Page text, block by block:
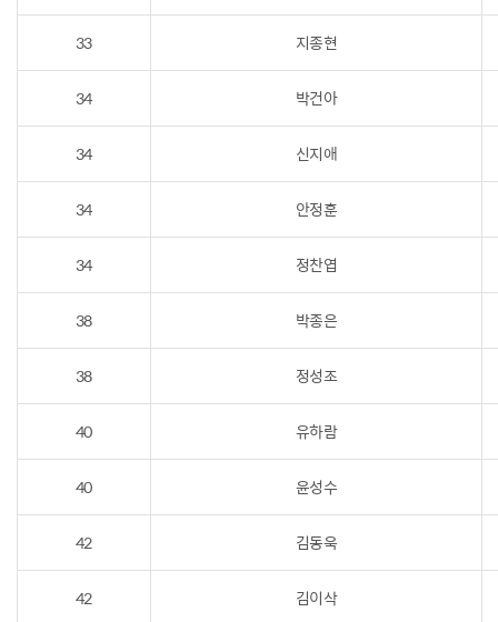
33 지종현
34 박건아
34 신지애
34 안정훈
34 정찬엽
38 박종은
38 정성조
40 유하람
40 윤성수
42 김동욱
42 김이삭